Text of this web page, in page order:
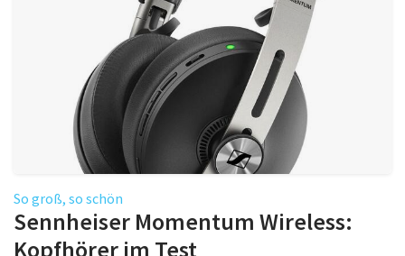
So groß, so schön
Sennheiser Momentum Wireless:
Kopfhörer im Test